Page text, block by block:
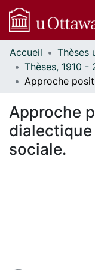
Communautés
et collections
Parcourir
À propos
Accueil
Approche
sociale.